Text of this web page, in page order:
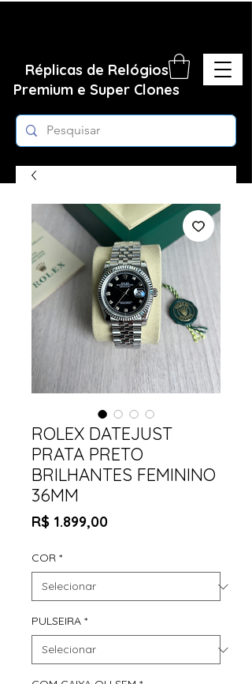
Réplicas de Relógios
Premium e Super Clones
ROLEX DATEJUST
PRATA PRETO
BRILHANTES FEMININO
36MM
R$ 1.899,00Preço
COR *
PULSEIRA *